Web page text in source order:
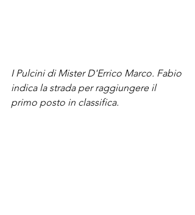
I Pulcini di Mister D'Errico Marco. Fabio
indica la strada per raggiungere il
primo posto in classifica.